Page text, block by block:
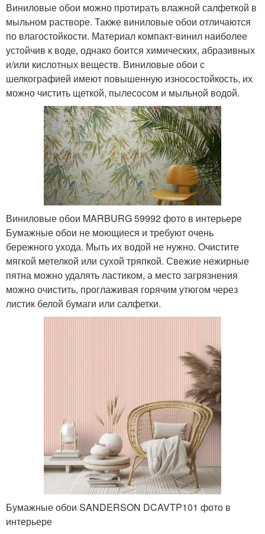
Виниловые обои можно протирать влажной салфеткой в
мыльном растворе. Также виниловые обои отличаются
по влагостойкости. Материал компакт-винил наиболее
устойчив к воде, однако боится химических, абразивных
и/или кислотных веществ. Виниловые обои с
шелкографией имеют повышенную износостойкость, их
можно чистить щеткой, пылесосом и мыльной водой.
Виниловые обои MARBURG 59992 фото в интерьере
Бумажные обои не моющиеся и требуют очень
бережного ухода. Мыть их водой не нужно. Очистите
мягкой метелкой или сухой тряпкой. Свежие нежирные
пятна можно удалять ластиком, а место загрязнения
можно очистить, проглаживая горячим утюгом через
листик белой бумаги или салфетки.
Бумажные обои SANDERSON DCAVTP101 фото в
интерьере